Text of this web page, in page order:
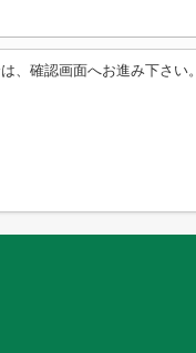
、確認画面へお進み下さい。